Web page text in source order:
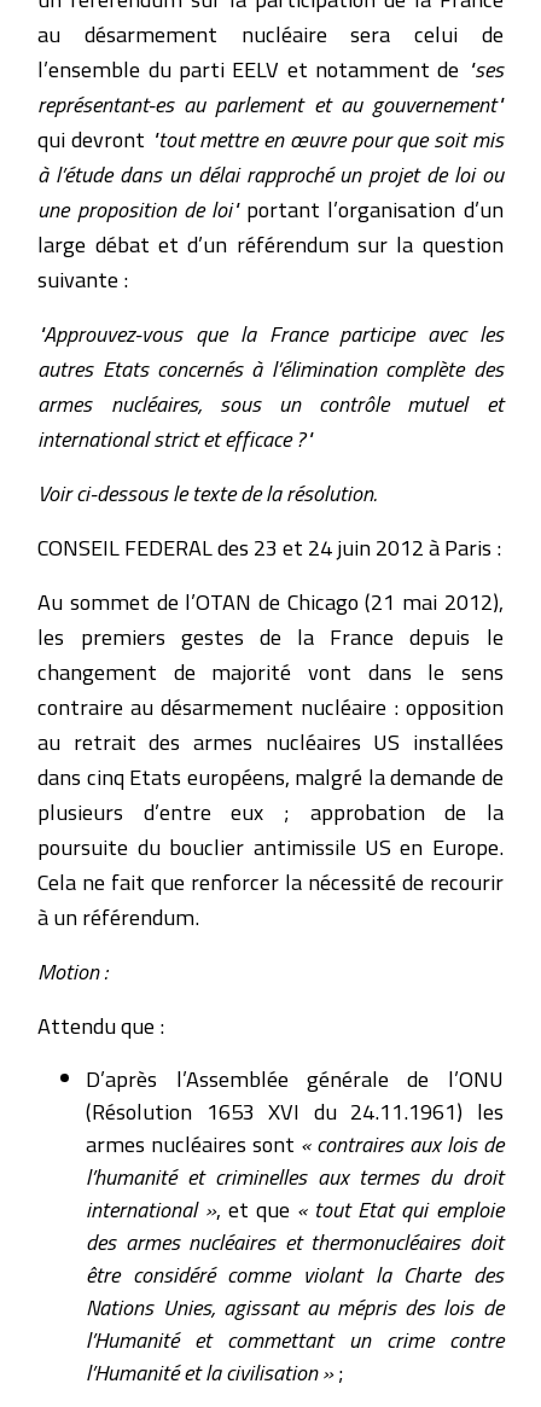
au désarmement nucléaire sera celui de
l’ensemble du parti EELV et notamment de "ses
représentant-es au parlement et au gouvernement"
qui devront "tout mettre en œuvre pour que soit mis
à l’étude dans un délai rapproché un projet de loi ou
une proposition de loi"portant l’organisation d’un
large débat et d’un référendum sur la question
suivante :
"Approuvez-vous que la France participe avec les
autres Etats concernés à l’élimination complète des
armes nucléaires, sous un contrôle mutuel et
international strict et efficace ?"
Voir ci-dessous le texte de la résolution.
CONSEIL FEDERAL des 23 et 24 juin 2012 à Paris :
Au sommet de l’OTAN de Chicago (21 mai 2012),
les premiers gestes de la France depuis le
changement de majorité vont dans le sens
contraire au désarmement nucléaire : opposition
au retrait des armes nucléaires US installées
dans cinq Etats européens, malgré la demande de
plusieurs d’entre eux ; approbation de la
poursuite du bouclier antimissile US en Europe.
Cela ne fait que renforcer la nécessité de recourir
à un référendum.
Motion :
Attendu que :
D’après l’Assemblée générale de l’ONU
(Résolution 1653 XVI du 24.11.1961) les
armes nucléaires sont « contraires aux lois de
l’humanité et criminelles aux termes du droit
international », et que « tout Etat qui emploie
des armes nucléaires et thermonucléaires doit
être considéré comme violant la Charte des
Nations Unies, agissant au mépris des lois de
l’Humanité et commettant un crime contre
l’Humanité et la civilisation »;